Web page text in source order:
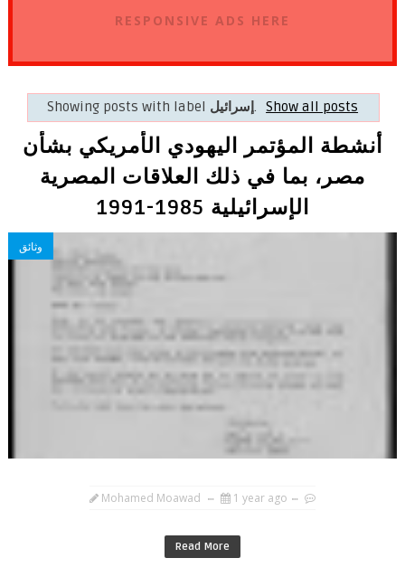
RESPONSIVE ADS HERE
Showing posts with label إسرائيل. Show all posts
أنشطة المؤتمر اليهودي الأمريكي بشأن
مصر، بما في ذلك العلاقات المصرية
الإسرائيلية 1985-1991
وثائق
Mohamed Moawad 1 year ago
Read More